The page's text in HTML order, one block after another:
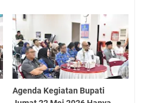
Agenda Kegiatan Bupati